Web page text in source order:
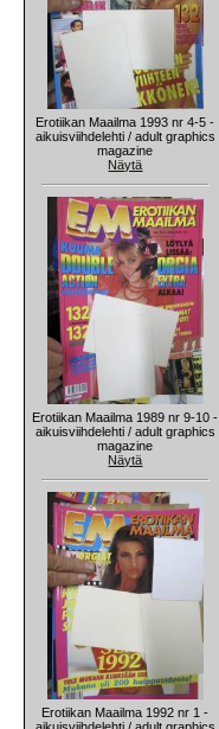
Erotiikan Maailma 1993 nr 4-5 -
aikuisviihdelehti / adult graphics
magazine
Näytä
Erotiikan Maailma 1989 nr 9-10 -
aikuisviihdelehti / adult graphics
magazine
Näytä
Erotiikan Maailma 1992 nr 1 -